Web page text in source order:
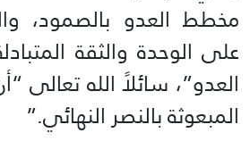
مخطط العدو بالصمود،
على الوحدة والثقة
العدو”، سائلاً الله تعالى
المبعوثة بالنصر النهائي.”